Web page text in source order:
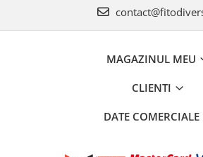
MAGAZINUL MEU
CLIENTI
DATE COMERCIALE